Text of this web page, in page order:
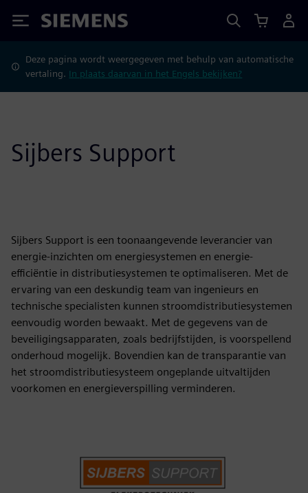
Siemens
Deze pagina wordt weergegeven met behulp van automatische
vertaling. In plaats daarvan in het Engels bekijken?
Sijbers Support
Sijbers Support is een toonaangevende leverancier van
energie-inzichten om energiesystemen en energie-
efficiëntie in distributiesystemen te optimaliseren. Met de
ervaring van een deskundig team van ingenieurs en
technische specialisten kunnen stroomdistributiesystemen
eenvoudig worden bewaakt. Met de gegevens van de
beveiligingsapparaten, zoals bedrijfstijden, is voorspellend
onderhoud mogelijk. Bovendien kan de transparantie van
het stroomdistributiesysteem ongeplande uitvaltijden
voorkomen en energieverspilling verminderen.